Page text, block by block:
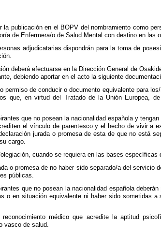
la publicación en el BOPV del nombramiento como
de Enfermera/o de Salud Mental con destino en
adjudicatarias dispondrán para la toma de
deberá efectuarse en la Dirección General de
debiendo aportar en el acto la siguiente
permiso de conducir o documento equivalente para
que, en virtud del Tratado de la Unión Europea,
que no posean la nacionalidad española y
el vínculo de parentesco y el hecho de vivir a
jurada o promesa de esta de que no está
cargo.
cuando se requiera en las bases específicas
o promesa de no haber sido separado/a del
públicas.
que no posean la nacionalidad española
o en situación equivalente ni haber sido sometidas
reconocimiento médico que acredite la aptitud
vasco de salud.